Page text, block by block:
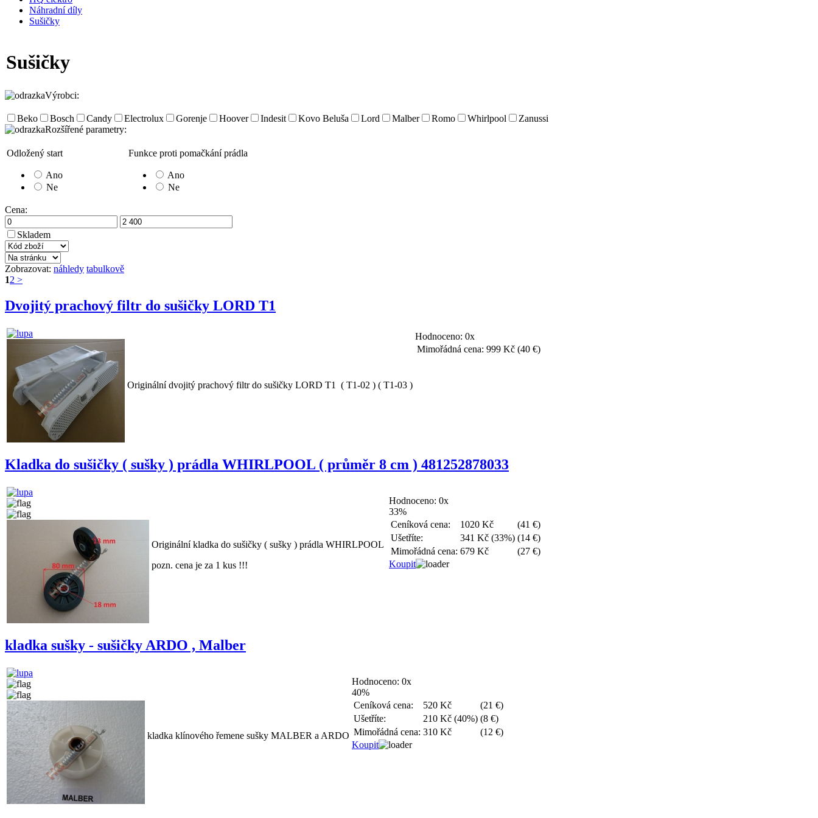
Náhradní díly
Sušičky
Sušičky
Výrobci:
Beko Bosch Candy Electrolux Gorenje Hoover Indesit Kovo Beluša Lord Malber Romo Whirlpool
Zanussi
Rozšířené parametry:
Odložený start
Ano
Ne
Funkce proti pomačkání prádla
Ano
Ne
Cena:
Skladem
Zobrazovat: náhledy tabulkově
12 >
Dvojitý prachový filtr do sušičky LORD T1
Originální dvojitý prachový filtr do sušičky LORD T1 ( T1-02 ) ( T1-03 )
Hodnoceno: 0x
Mimořádná cena: 999 Kč (40 €)
Kladka do sušičky ( sušky ) prádla WHIRLPOOL ( průměr 8 cm ) 481252878033
Originální kladka do sušičky ( sušky ) prádla WHIRLPOOL
pozn. cena je za 1 kus !!!
Hodnoceno: 0x
33%
Ceníková cena:
1020 Kč
(41 €)
Ušetříte:
341 Kč (33%) (14 €)
Mimořádná cena: 679 Kč
(27 €)
Koupit
kladka sušky - sušičky ARDO , Malber
kladka klínového řemene sušky MALBER a ARDO
Hodnoceno: 0x
40%
Ceníková cena:
520 Kč
(21 €)
Ušetříte:
210 Kč (40%) (8 €)
Mimořádná cena: 310 Kč
(12 €)
Koupit